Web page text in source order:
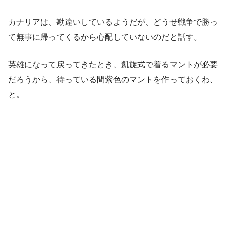
カナリアは、勘違いしているようだが、どうせ戦争で勝っ
て無事に帰ってくるから心配していないのだと話す。
英雄になって戻ってきたとき、凱旋式で着るマントが必要
だろうから、待っている間紫色のマントを作っておくわ、
と。